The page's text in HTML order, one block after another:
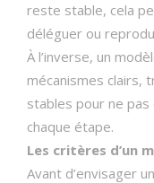
reste stable, cela
déléguer ou
À l’inverse, un
mécanismes clairs,
stables pour ne
chaque étape.
Les critères d’un
Avant d’envisager